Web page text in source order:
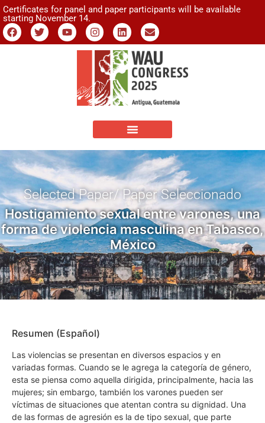
Certificates for panel and paper participants will be available
starting November 14.
Selected Paper/ Paper Seleccionado
Hostigamiento sexual entre varones, una
forma de violencia masculina en Tabasco,
México
Resumen (Español)
Las violencias se presentan en diversos espacios y en
variadas formas. Cuando se le agrega la categoría de género,
esta se piensa como aquella dirigida, principalmente, hacia las
mujeres; sin embargo, también los varones pueden ser
víctimas de situaciones que atentan contra su dignidad. Una
de las formas de agresión es la de tipo sexual, que parte